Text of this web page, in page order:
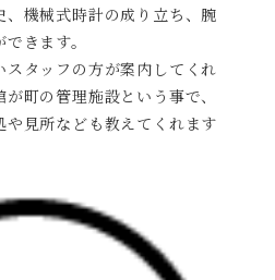
、機械式時計の成り立ち、腕
きます。
スタッフの方が案内してくれ
町の管理施設という事で、
や見所なども教えてくれます